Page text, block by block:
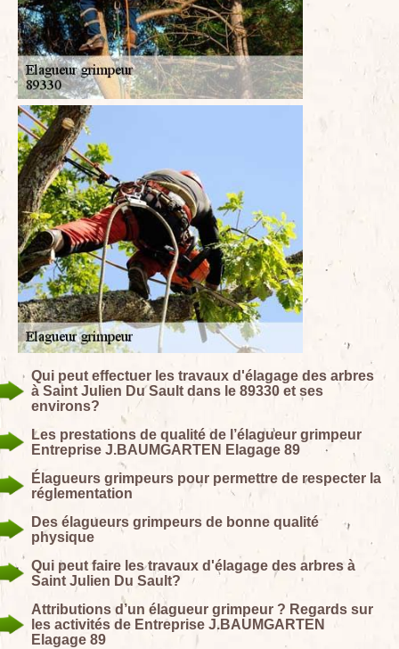
Qui peut effectuer les travaux d'élagage des arbres
à Saint Julien Du Sault dans le 89330 et ses
environs?
Les prestations de qualité de l’élagueur grimpeur
Entreprise J.BAUMGARTEN Elagage 89
Élagueurs grimpeurs pour permettre de respecter la
réglementation
Des élagueurs grimpeurs de bonne qualité
physique
Qui peut faire les travaux d'élagage des arbres à
Saint Julien Du Sault?
Attributions d’un élagueur grimpeur ? Regards sur
les activités de Entreprise J.BAUMGARTEN
Elagage 89